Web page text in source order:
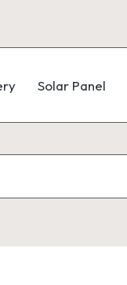
Solar Panel